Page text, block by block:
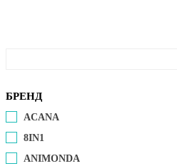
БРЕНД
ACANA
8IN1
ANIMONDA